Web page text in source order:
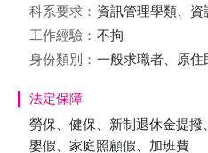
科系要求： 資訊管理學類、資
工作經驗： 不拘
身份類別： 一般求職者、原住
法定保障
勞保、健保、新制退休金提
嬰假、家庭照顧假、加班費